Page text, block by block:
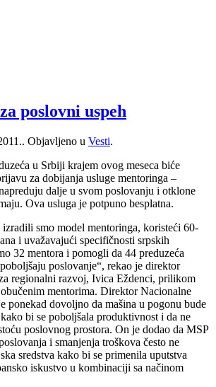
poslovni uspeh
. Objavljeno u Vesti.
u Srbiji krajem ovog meseca biće
za dobijanja usluge mentoringa –
dalje u svom poslovanju i otklone
Ova usluga je potpuno besplatna.
smo model mentoringa, koristeći 60-
i uvažavajući specifičnosti srpskih
32 mentora i pomogli da 44 preduzeća
poslovanje“, rekao je direktor
regionalni razvoj, Ivica Eždenci, prilikom
mentorima. Direktor Nacionalne
ponekad dovoljno da mašina u pogonu bude
bi se poboljšala produktivnost i da ne
poslovnog prostora. On je dodao da MSP
i smanjenja troškova često ne
sredstva kako bi se primenila uputstva
iskustvo u kombinaciji sa načinom